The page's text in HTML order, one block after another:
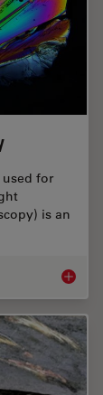
for
is an